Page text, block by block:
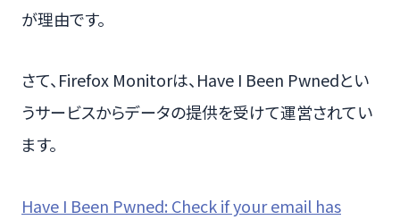
が理由です。
さて、Firefox Monitorは、Have I Been Pwnedとい
うサービスからデータの提供を受けて運営されてい
ます。
Have I Been Pwned: Check if your email has